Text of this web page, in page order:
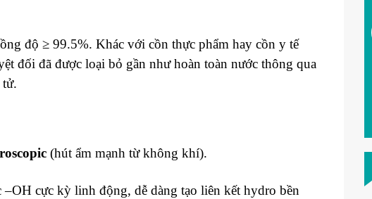
độ ≥ 99.5%. Khác với cồn thực phẩm hay cồn y tế
đối đã được loại bỏ gần như hoàn toàn nước thông qua
tử.
(hút ẩm mạnh từ không khí).
–OH cực kỳ linh động, dễ dàng tạo liên kết hydro bền